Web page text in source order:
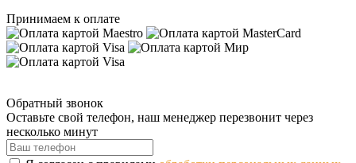
Принимаем к оплате
Обратный звонок
Оставьте свой телефон, наш менеджер перезвонит через
несколько минут